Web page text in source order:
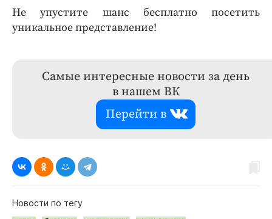
Не упустите шанс бесплатно посетить
уникальное представление!
Самые интересные новости за день
в нашем ВК
Перейти в
Новости по тегу